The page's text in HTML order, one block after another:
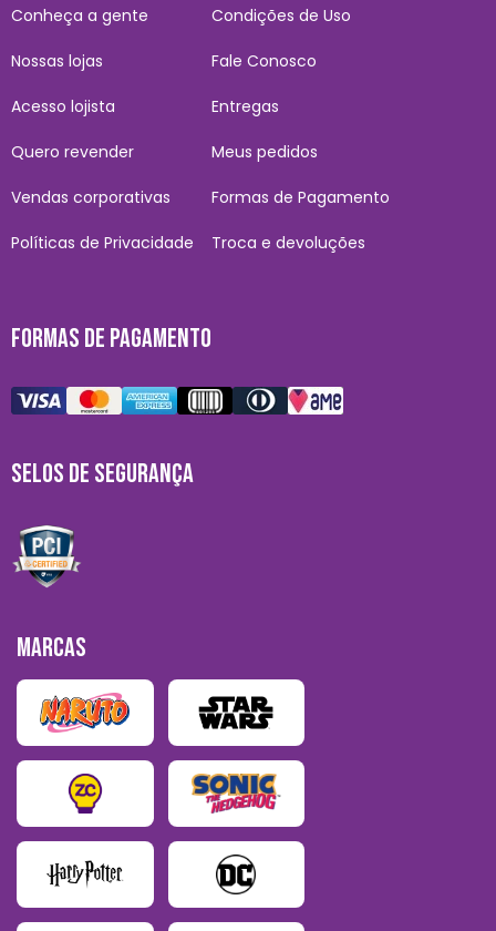
Conheça a gente
Nossas lojas
Acesso lojista
Quero revender
Vendas corporativas
Políticas de Privacidade
Condições de Uso
Fale Conosco
Entregas
Meus pedidos
Formas de Pagamento
Troca e devoluções
FORMAS DE PAGAMENTO
SELOS DE SEGURANÇA
MARCAS